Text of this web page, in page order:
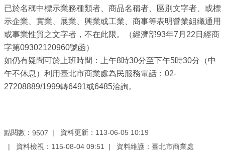
機
關
介
紹
業
務
資
服
已於名稱中標示業務種類者、商品名稱者、區別文字者、或標
示企業、實業、展業、興業或工業、商事等表明營業組織通用
或事業性質之文字者，不在此限。（經濟部93年7月22日經商
字第09302120960號函）
如仍有疑問可於上班時間：上午8時30分至下午5時30分（中
午不休息）利用臺北市商業處為民服務電話：02-
27208889/1999轉6491或6485洽詢。
點閱數： 9507
資料更新：113-06-05 10:19
資料檢視：115-08-04 09:51
資料維護：臺北市商業處